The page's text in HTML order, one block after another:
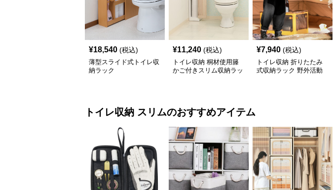
¥18,540 (税込)
薄型スライド式トイレ収
納ラック
¥11,240 (税込)
トイレ収納 桐材使用籐
かご付きスリム収納ラッ
¥7,940 (税込)
トイレ収納 折りたたみ
式収納ラック 野外活動
トイレ収納 スリムのおすすめアイテム